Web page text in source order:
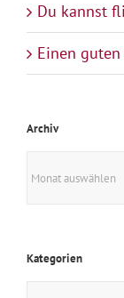
Du kannst
Einen
Archiv
Kategorien